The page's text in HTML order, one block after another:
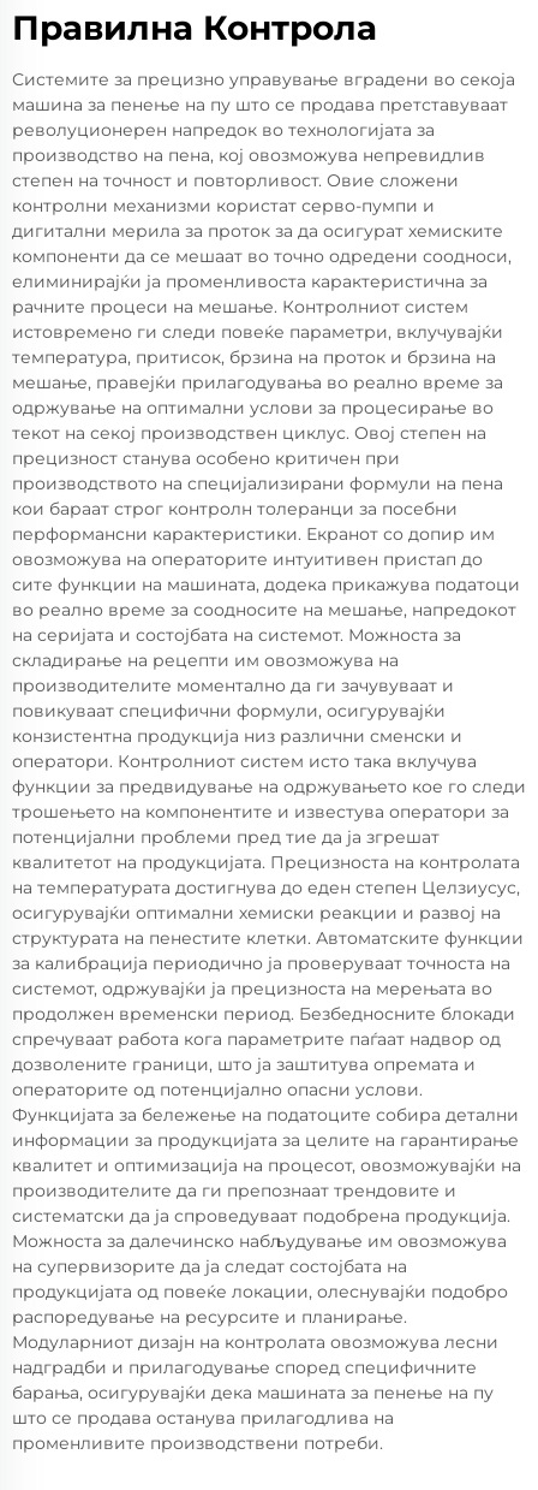
Правилна Контрола
Системите за прецизно управување вградени во секоја
машина за пенење на пу што се продава претставуваат
револуционерен напредок во технологијата за
производство на пена, кој овозможува непревидлив
степен на точност и повторливост. Овие сложени
контролни механизми користат серво-пумпи и
дигитални мерила за проток за да осигурат хемиските
компоненти да се мешаат во точно одредени соодноси,
елиминирајќи ја променливоста карактеристична за
рачните процеси на мешање. Контролниот систем
истовремено ги следи повеќе параметри, вклучувајќи
температура, притисок, брзина на проток и брзина на
мешање, правејќи прилагодувања во реално време за
одржување на оптимални услови за процесирање во
текот на секој производствен циклус. Овој степен на
прецизност станува особено критичен при
производството на специјализирани формули на пена
кои бараат строг контролн толеранци за посебни
перформансни карактеристики. Екранот со допир им
овозможува на операторите интуитивен пристап до
сите функции на машината, додека прикажува податоци
во реално време за соодносите на мешање, напредокот
на серијата и состојбата на системот. Можноста за
складирање на рецепти им овозможува на
производителите моментално да ги зачувуваат и
повикуваат специфични формули, осигурувајќи
конзистентна продукција низ различни сменски и
оператори. Контролниот систем исто така вклучува
функции за предвидување на одржувањето кое го следи
трошењето на компонентите и известува оператори за
потенцијални проблеми пред тие да ја згрешат
квалитетот на продукцијата. Прецизноста на контролата
на температурата достигнува до еден степен Целзиусус,
осигурувајќи оптимални хемиски реакции и развој на
структурата на пенестите клетки. Автоматските функции
за калибрација периодично ја проверуваат точноста на
системот, одржувајќи ја прецизноста на мерењата во
продолжен временски период. Безбедносните блокади
спречуваат работа кога параметрите паѓаат надвор од
дозволените граници, што ја заштитува опремата и
операторите од потенцијално опасни услови.
Функцијата за бележење на податоците собира детални
информации за продукцијата за целите на гарантирање
квалитет и оптимизација на процесот, овозможувајќи на
производителите да ги препознаат трендовите и
систематски да ја спроведуваат подобрена продукција.
Можноста за далечинско набљудување им овозможува
на супервизорите да ја следат состојбата на
продукцијата од повеќе локации, олеснувајќи подобро
распоредување на ресурсите и планирање.
Модуларниот дизајн на контролата овозможува лесни
надградби и прилагодување според специфичните
барања, осигурувајќи дека машината за пенење на пу
што се продава останува прилагодлива на
променливите производствени потреби.